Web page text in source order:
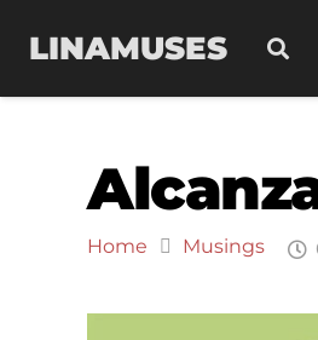
LINAMUSES
Home Musings